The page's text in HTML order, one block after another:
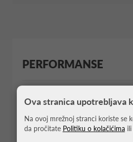
PERFORMANSE
KONTROLA
SNAGA
Ova stranica upotrebljava
Na ovoj mrežnoj stranci koriste se
da pročitate Politiku o kolačićima